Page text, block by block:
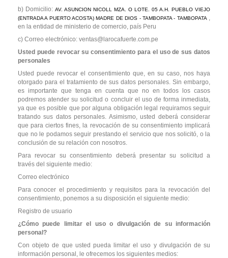
b) Domicilio: AV. ASUNCION NICOLL MZA. O LOTE. 05 A.H. PUEBLO VIEJO
(ENTRADA A PUERTO ACOSTA) MADRE DE DIOS - TAMBOPATA - TAMBOPATA ,
en la entidad de ministerio de comercio, país Peru
c) Correo electrónico: ventas@larocafuerte.com.pe
Usted puede revocar su consentimiento para el uso de sus datos
personales
Usted puede revocar el consentimiento que, en su caso, nos haya
otorgado para el tratamiento de sus datos personales. Sin embargo,
es importante que tenga en cuenta que no en todos los casos
podremos atender su solicitud o concluir el uso de forma inmediata,
ya que es posible que por alguna obligación legal requiramos seguir
tratando sus datos personales. Asimismo, usted deberá considerar
que para ciertos fines, la revocación de su consentimiento implicará
que no le podamos seguir prestando el servicio que nos solicitó, o la
conclusión de su relación con nosotros.
Para revocar su consentimiento deberá presentar su solicitud a
través del siguiente medio:
Correo electrónico
Para conocer el procedimiento y requisitos para la revocación del
consentimiento, ponemos a su disposición el siguiente medio:
Registro de usuario
¿Cómo puede limitar el uso o divulgación de su información
personal?
Con objeto de que usted pueda limitar el uso y divulgación de su
información personal, le ofrecemos los siguientes medios: